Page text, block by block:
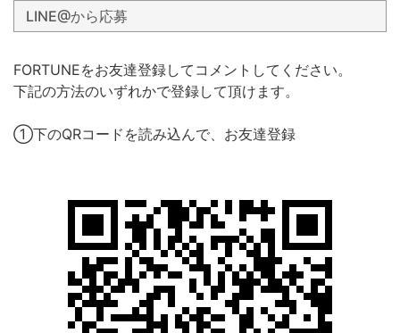
LINE@から応募
FORTUNEをお友達登録してコメントしてください。
下記の方法のいずれかで登録して頂けます。
①下のQRコードを読み込んで、お友達登録